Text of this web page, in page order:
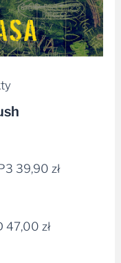
39,90 zł
47,00 zł